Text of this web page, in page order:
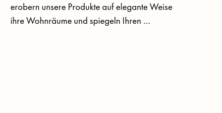
erobern unsere Produkte auf elegante Weise
ihre Wohnräume und spiegeln Ihren